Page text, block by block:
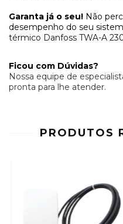
Garanta já o seu! Não
desempenho do seu
térmico Danfoss TWA-A
Ficou com Dúvidas?
Nossa equipe de
pronta para lhe atender.
PRODUTOS